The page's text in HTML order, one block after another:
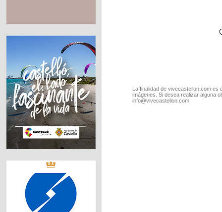
La finalidad de vivecastellon.com
imágenes. Si desea realizar alguna
info@vivecastellon.com